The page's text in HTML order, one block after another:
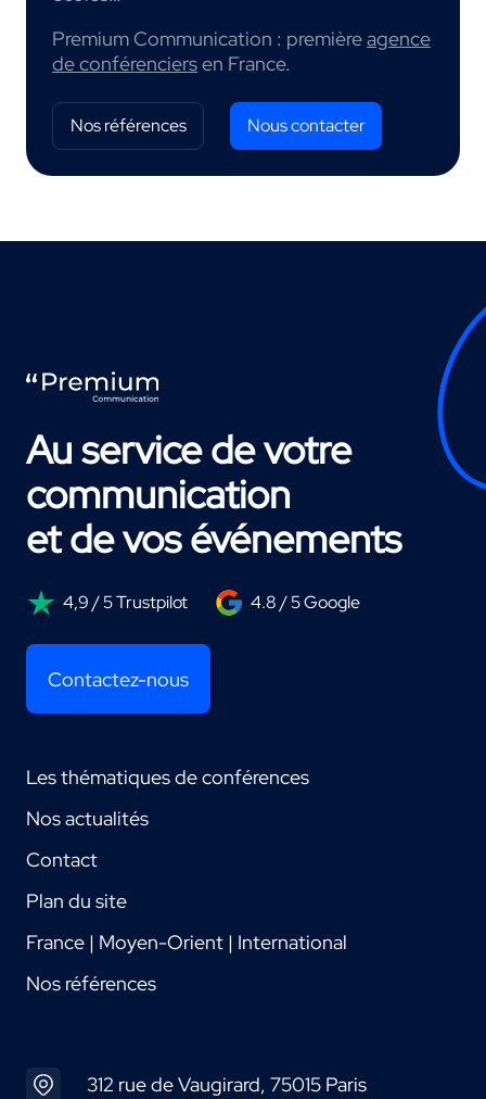
Premium Communication : premièreagence
de conférenciersen France.
Nos références Nous contacter
Au service de votre
communication
et de vos événements
4,9 / 5 Trustpilot 4.8 / 5 Google
Contactez-nous
Les thématiques de conférences
Nos actualités
Contact
Plan du site
France | Moyen-Orient | International
Nos références
312 rue de Vaugirard, 75015 Paris